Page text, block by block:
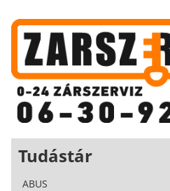
Tudástár
ABUS